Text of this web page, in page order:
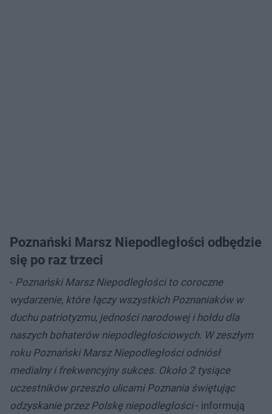
Poznański Marsz Niepodległości odbędzie
się po raz trzeci
- Poznański Marsz Niepodległości to coroczne
wydarzenie, które łączy wszystkich Poznaniaków w
duchu patriotyzmu, jedności narodowej i hołdu dla
naszych bohaterów niepodległościowych. W zeszłym
roku Poznański Marsz Niepodległości odniósł
medialny i frekwencyjny sukces. Około 2 tysiące
uczestników przeszło ulicami Poznania świętując
odzyskanie przez Polskę niepodległości- informują